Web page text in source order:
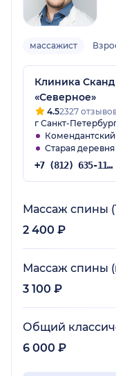
массажист
Клиника
«Северное»
4.52327
г Санкт-
Старая деревня
+7 (812) 635-11-79
Массаж спины
2 400 ₽
Массаж спины
3 100 ₽
Общий
6 000 ₽